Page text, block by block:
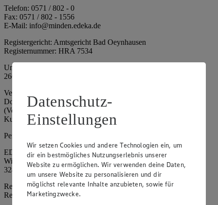
Telefon: 0571 / 802 - 0
Fax: 0571 / 802 - 1556
E-Mail: info@minden.edeka.de
Registergericht: Amtsgericht Bad Oeynhausen
Registernummer: HRA 7534
Umsatzsteuer-Identifikationsnummer gem. § 27a UStG: DE
266067317
Vertretungsberechtigte: Mark Rosenkranz (Sprecher), Eileen
Dominique Klingsiek (Vorstandsmitglied), Ulf-U. Plath
(Vorstandsmitglied), Stephan Wohler (Vorstandsmitglied), Marc
Kuhlmann (Aufsichtsratsvorsitzender)
Persönlich haftende Gesellschafterin:
EDEKA Minden-Hannover Holding GmbH
Wittelsbacherallee 61
32427 Minden
Registergericht: Amtsgericht Bad Oeynhausen
Registernummer: HRB 4086
Datenschutz-
Einstellungen
Wir setzen Cookies und andere Technologien ein, um
dir ein bestmögliches Nutzungserlebnis unserer
Website zu ermöglichen. Wir verwenden deine Daten,
um unsere Website zu personalisieren und dir
möglichst relevante Inhalte anzubieten, sowie für
Marketingzwecke.